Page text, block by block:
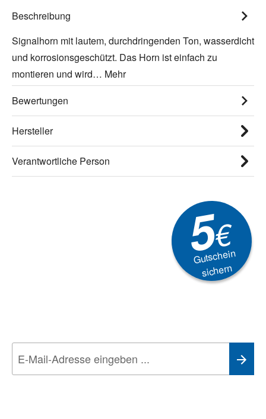
Beschreibung
Signalhorn mit lautem, durchdringenden Ton, wasserdicht
und korrosionsgeschützt. Das Horn ist einfach zu
montieren und wird… Mehr
Bewertungen
Hersteller
Verantwortliche Person
5€
Gutschein
sichern